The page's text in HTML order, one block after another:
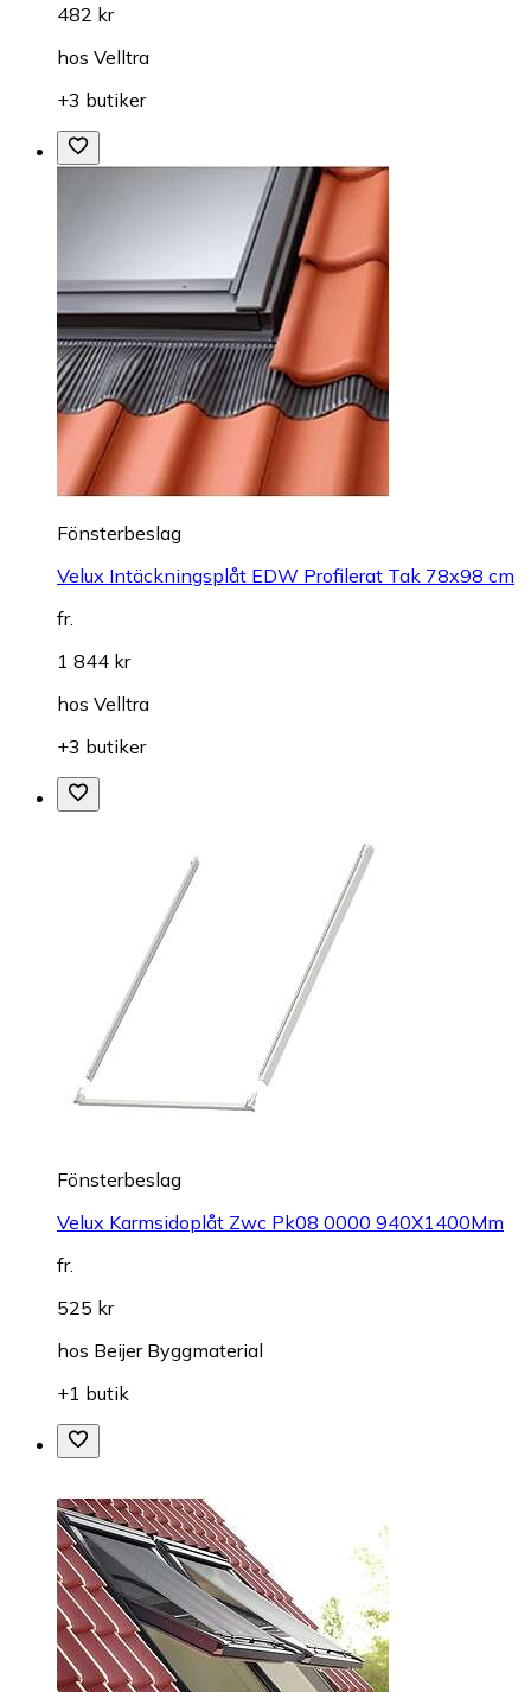
482 kr
hos Velltra
+3 butiker
Fönsterbeslag
Velux Intäckningsplåt EDW Profilerat Tak 78x98 cm
fr.
1 844 kr
hos Velltra
+3 butiker
Fönsterbeslag
Velux Karmsidoplåt Zwc Pk08 0000 940X1400Mm
fr.
525 kr
hos Beijer Byggmaterial
+1 butik